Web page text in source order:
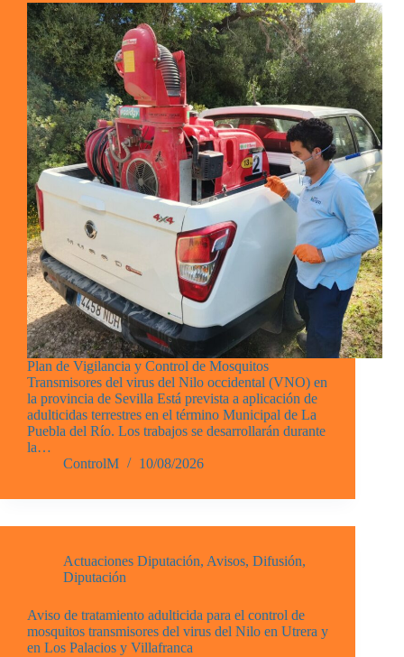
Plan de Vigilancia y Control de Mosquitos
Transmisores del virus del Nilo occidental (VNO) en
la provincia de Sevilla Está prevista a aplicación de
adulticidas terrestres en el término Municipal de La
Puebla del Río. Los trabajos se desarrollarán durante
la…
ControlM
10/08/2026
Actuaciones Diputación, Avisos, Difusión,
Diputación
Aviso de tratamiento adulticida para el control de
mosquitos transmisores del virus del Nilo en Utrera y
en Los Palacios y Villafranca